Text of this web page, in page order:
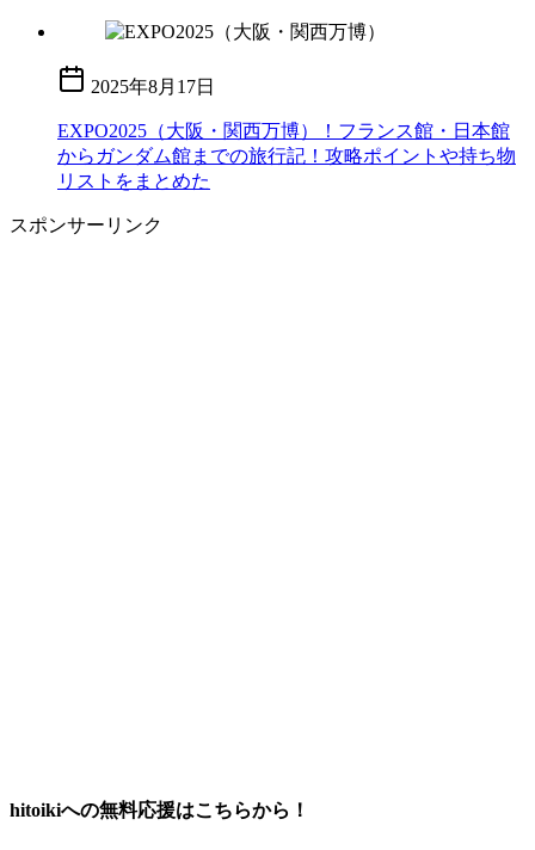
2025年8月17日
EXPO2025（大阪・関西万博）！フランス館・日本館
からガンダム館までの旅行記！攻略ポイントや持ち物
リストをまとめた
スポンサーリンク
hitoikiへの無料応援はこちらから！